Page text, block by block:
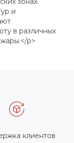
и
в различных
p>
клиентов